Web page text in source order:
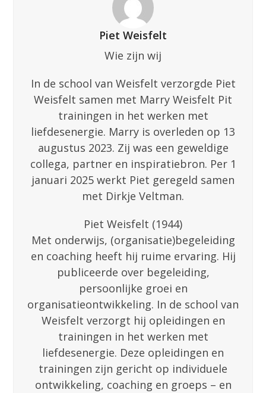
Piet Weisfelt
Wie zijn wij
In de school van Weisfelt verzorgde Piet
Weisfelt samen met Marry Weisfelt Pit
trainingen in het werken met
liefdesenergie. Marry is overleden op 13
augustus 2023. Zij was een geweldige
collega, partner en inspiratiebron. Per 1
januari 2025 werkt Piet geregeld samen
met Dirkje Veltman.
Piet Weisfelt (1944)
Met onderwijs, (organisatie)begeleiding
en coaching heeft hij ruime ervaring. Hij
publiceerde over begeleiding,
persoonlijke groei en
organisatieontwikkeling. In de school van
Weisfelt verzorgt hij opleidingen en
trainingen in het werken met
liefdesenergie. Deze opleidingen en
trainingen zijn gericht op individuele
ontwikkeling, coaching en groeps – en